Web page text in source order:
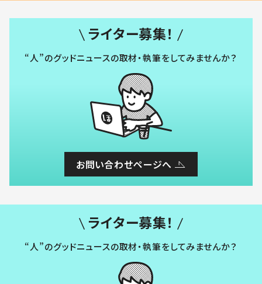
ライター募集！
“人”のグッドニュースの取材・執筆をしてみませんか？
お問い合わせページへ
ライター募集！
“人”のグッドニュースの取材・執筆をしてみませんか？